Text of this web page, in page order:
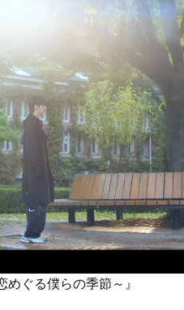
めぐる僕らの季節～』